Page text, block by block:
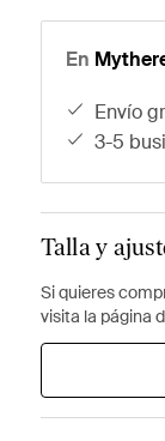
En
envío
3-5
Talla y
Si quieres
visita la página